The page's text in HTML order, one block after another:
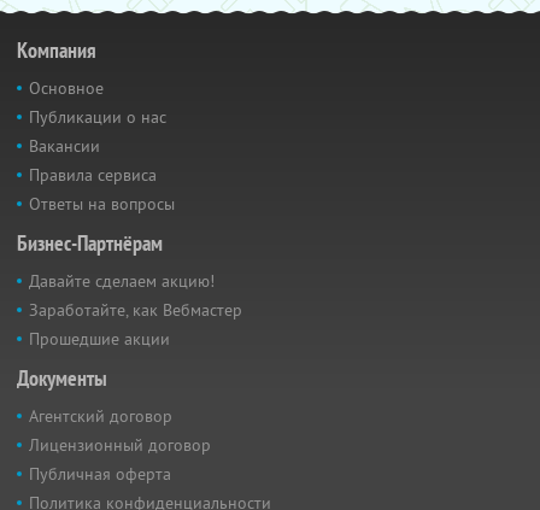
Компания
Основное
Публикации о нас
Вакансии
Правила сервиса
Ответы на вопросы
Бизнес-Партнёрам
Давайте сделаем акцию!
Заработайте, как Вебмастер
Прошедшие акции
Документы
Агентский договор
Лицензионный договор
Публичная оферта
Политика конфиденциальности